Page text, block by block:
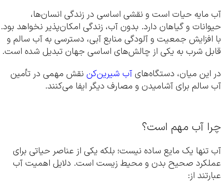
آب مایه حیات است و نقشی اساسی در زندگی انسان‌ها،
حیوانات و گیاهان دارد. بدون آب، زندگی امکان‌پذیر نخواهد بود.
با افزایش جمعیت و آلودگی منابع آبی، دسترسی به آب سالم و
قابل شرب به یکی از چالش‌های اساسی جهان تبدیل شده است.
در این میان، دستگاه‌هایآب شیرین‌کن نقش مهمی در تأمین
آب سالم برای آشامیدن و مصارف دیگر ایفا می‌کنند.
چرا آب مهم است؟
آب تنها یک مایع ساده نیست؛ بلکه یکی از عناصر حیاتی برای
عملکرد صحیح بدن و محیط زیست است. دلایل اهمیت آب
عبارتند از: